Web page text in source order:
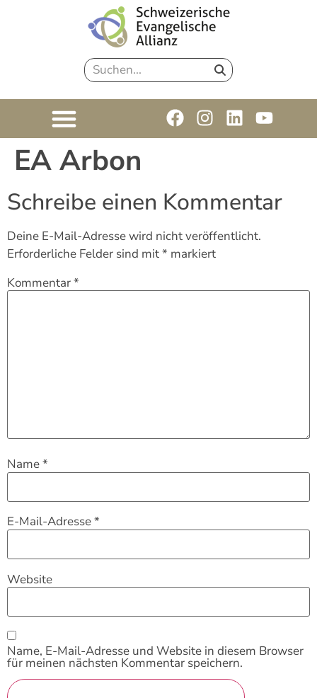
EA Arbon
Schreibe einen Kommentar
Deine E-Mail-Adresse wird nicht veröffentlicht.
Erforderliche Felder sind mit* markiert
Kommentar*
Name*
E-Mail-Adresse*
Website
Name, E-Mail-Adresse und Website in diesem Browser
für meinen nächsten Kommentar speichern.